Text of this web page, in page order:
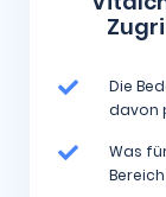
Die
davon
Was